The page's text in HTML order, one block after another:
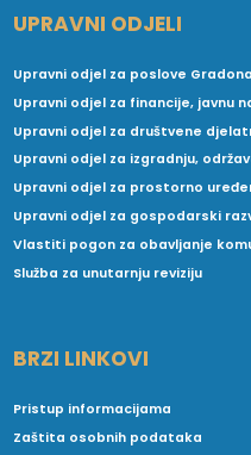
UPRAVNI ODJELI
Upravni odjel za poslove
Upravni odjel za financije, javnu
Upravni odjel za društvene
Upravni odjel za izgradnju,
Upravni odjel za prostorno
Upravni odjel za gospodarski
Vlastiti pogon za obavljanje
Služba za unutarnju reviziju
BRZI LINKOVI
Pristup informacijama
Zaštita osobnih podataka